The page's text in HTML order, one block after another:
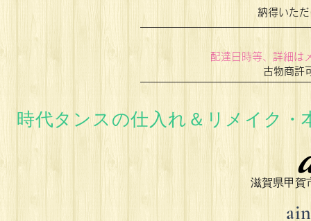
納得いた
配達日時等、詳細は
古物商許
時代タンスの仕入れ＆リメイク
滋賀県甲賀